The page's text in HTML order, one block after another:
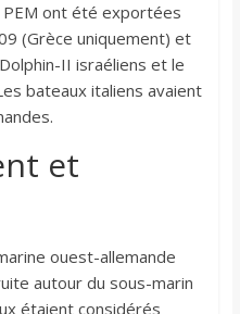
ont été exportées
(Grèce uniquement) et
II israéliens et le
bateaux italiens avaient
et
ouest-allemande
autour du sous-marin
étaient considérés